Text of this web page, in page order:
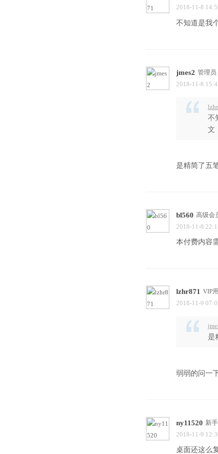
2018-11-8
不知道是我
jmes2 管理员
2018-11-8
不
文
是精简了五
bl560 高级会
2018-11-8
本付费内容
lzhr871 VIP
2018-11-9
是
弱弱的问一
ny11520 新
2018-11-9
桌面还这么